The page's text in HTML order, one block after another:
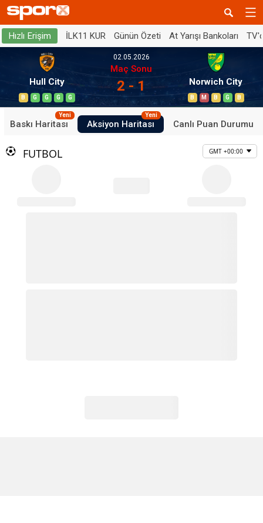
Hızlı Erişim İLK11 KUR Günün Özeti At Yarışı Bankoları
Hull City
B G G G G
02.05.2026
Maç Sonu
2 - 1 Norwich City
B M B G B
Baskı Haritası
Yeni
Aksiyon Haritası
Yeni
Canlı Puan Durumu
FUTBOL GMT +00:00